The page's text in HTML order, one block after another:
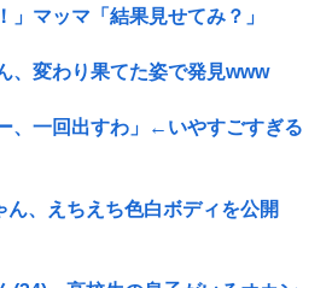
」マッマ「結果見せてみ？」
、変わり果てた姿で発見www
、一回出すわ」←いやすごすぎる
ん、えちえち色白ボディを公開